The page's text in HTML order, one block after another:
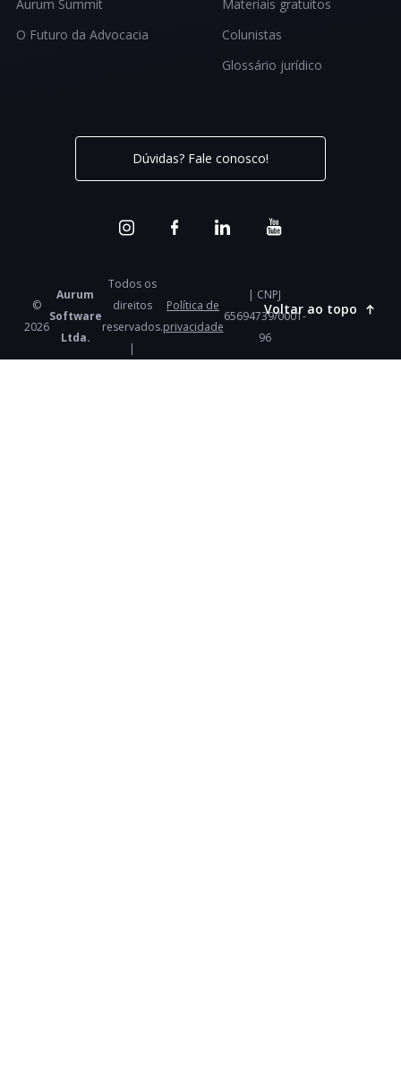
Aurum Summit
O Futuro da Advocacia
Materiais gratuitos
Colunistas
Glossário jurídico
Dúvidas? Fale conosco!
©
2026
Aurum
Software
Ltda.
Todos os
direitos
reservados.
|
Política de
privacidade
| CNPJ
65694739/0001-
96
Voltar ao topo